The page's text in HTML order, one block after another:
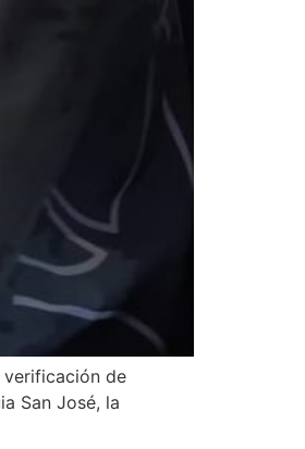
verificación de
San José, la